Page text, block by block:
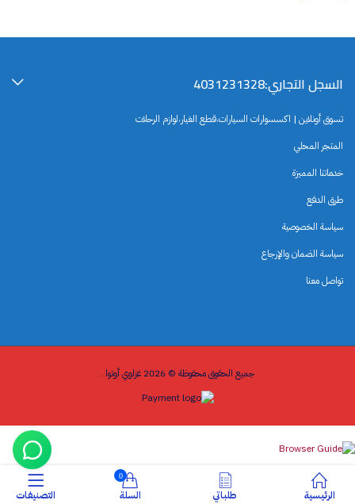
السجل التجاري:4031231328
تسوق أونلاين | اكسسوارات السيارات،قطع الغيار،لوازم الرحلات
المتجر المحلي
خدماتنا المميزة
طرق الدفع
سياسة الخصوصية
سياسة الضمان والإرجاع
تواصل معنا
جميع الحقوق محفوظة © 2026 غزاوي أوتوا .
الرئيسية طلباتي
0
السلة التصنيفات